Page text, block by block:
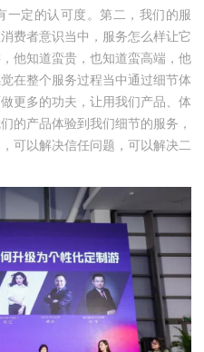
一定的认可度。第二，我们的服
费者意识当中，服务怎么样让它
他知道蛮贵，也知道蛮高端，他
在整个服务过程当中通过细节体
更多的功夫，让用我们产品、体
的产品体验到我们细节的服务，
可以解决信任问题，可以解决二